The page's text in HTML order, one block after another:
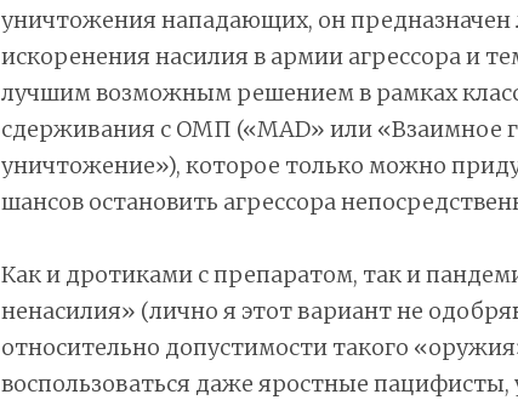
уничтожения нападающих, он
искоренения насилия в армии агрессора и
лучшим возможным решением в рамках
сдерживания с ОМП («MAD» или «Взаимное
уничтожение»), которое только можно
шансов остановить агрессора
Как и дротиками с препаратом, так и
ненасилия» (лично я этот вариант не
относительно допустимости такого
воспользоваться даже яростные пацифисты,